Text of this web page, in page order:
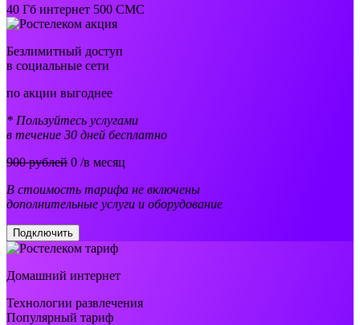
40 Гб интернет 500 СМС
Безлимитный доступ
в социальные сети
по акции выгоднее
* Пользуйтесь услугами
в течение 30 дней бесплатно
900 рублей 0 /в месяц
В стоимость тарифа не включены
дополнительные услуги и оборудование
Подключить
Домашний интернет
Технологии развлечения
Популярный тариф